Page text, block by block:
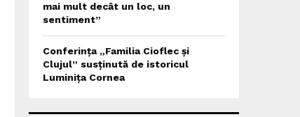
mai mult decât un loc, un
sentiment”
Conferința „Familia Cioflec și
Clujul” susținută de istoricul
Luminița Cornea